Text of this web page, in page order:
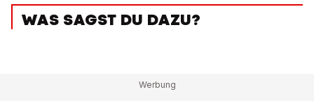
WAS SAGST DU DAZU?